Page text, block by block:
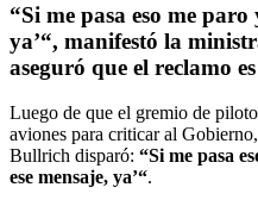
“Si me pasa eso me paro
ya’“, manifestó la
aseguró que el reclamo
Luego de que el gremio de
aviones para criticar al
Bullrich disparó: “Si me pasa
ese mensaje, ya’“.